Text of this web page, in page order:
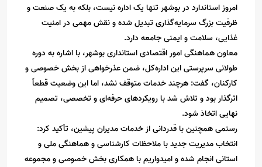
امروز استاندارد در بوشهر تنها یک اداره نیست، بلکه به یک صنعت و
ظرفیت بزرگ سرمایه‌گذاری تبدیل شده و نقش مهمی در امنیت
غذایی، سلامت و ایمنی جامعه دارد.
معاون هماهنگی امور اقتصادی استانداری بوشهر، با اشاره به دوره
طولانی سرپرستی این اداره‌کل، ضمن عذرخواهی از بخش خصوصی و
کارکنان، گفت: هرچند خدمات متوقف نشد، اما این وضعیت قطعاً
اثرگذار بود و تلاش شد با رویکردهای حرفه‌ای و تخصصی، تصمیم
نهایی اتخاذ شود.
رستمی همچنین با قدردانی از خدمات مدیران پیشین، تأکید کرد:
انتخاب مدیریت جدید با ملاحظات کارشناسی و هماهنگی ملی و
استانی انجام شده و امیدواریم با همکاری بخش خصوصی و مجموعه